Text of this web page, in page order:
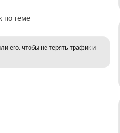
по теме
его, чтобы не терять трафик и